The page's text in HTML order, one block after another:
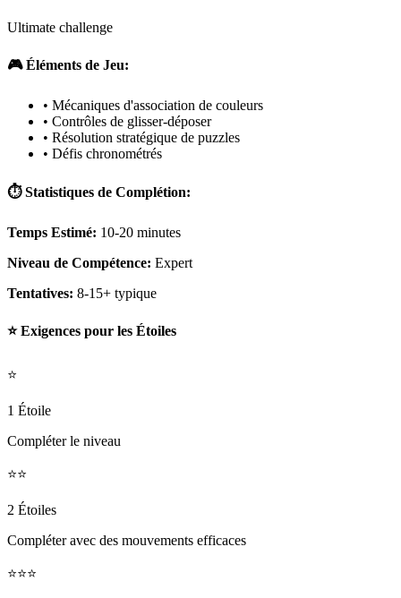
Ultimate challenge
🎮 Éléments de Jeu:
• Mécaniques d'association de couleurs
• Contrôles de glisser-déposer
• Résolution stratégique de puzzles
• Défis chronométrés
⏱️ Statistiques de Complétion:
Temps Estimé: 10-20 minutes
Niveau de Compétence: Expert
Tentatives: 8-15+ typique
⭐ Exigences pour les Étoiles
⭐
1 Étoile
Compléter le niveau
⭐⭐
2 Étoiles
Compléter avec des mouvements efficaces
⭐⭐⭐